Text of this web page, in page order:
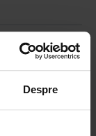
Despre
(vezi detalii)